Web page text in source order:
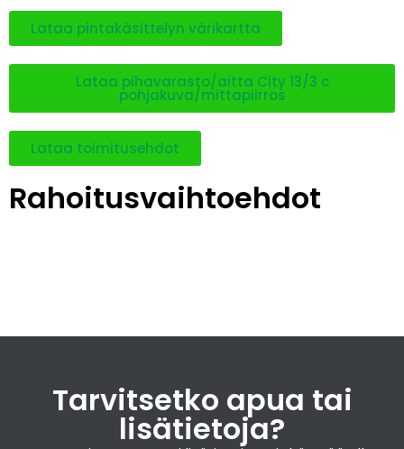
Lataa pintakäsittelyn värikartta
Lataa pihavarasto/aitta City 13/3 c
pohjakuva/mittapiirros
Lataa toimitusehdot
Rahoitusvaihtoehdot
Tarvitsetko apua tai
lisätietoja?